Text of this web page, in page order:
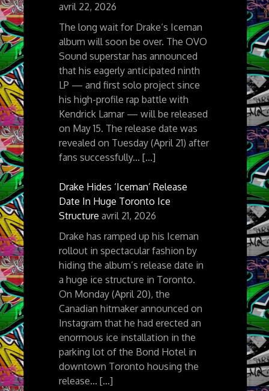
avril 22, 2026
The long wait for Drake‘s Iceman
album will soon be over. The OVO
Sound superstar has announced
that his eagerly anticipated ninth
LP — and first solo project since
his high-profile rap battle with
Kendrick Lamar — will be released
on May 15. The release date was
revealed on Tuesday (April 21) after
fans successfully... […]
Drake Hides ‘Iceman’ Release
Date In Huge Toronto Ice
Structure avril 21, 2026
Drake has ramped up his Iceman
rollout in spectacular fashion by
hiding the album’s release date in
a huge ice structure in Toronto.
On Monday (April 20), the
Canadian hitmaker announced on
Instagram that he had erected an
enormous ice installation in the
parking lot of the Bond Hotel in
downtown Toronto housing the
release... […]